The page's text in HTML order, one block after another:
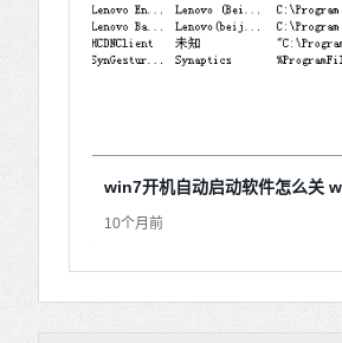
win7开机自动启动软件怎么关
10个月前